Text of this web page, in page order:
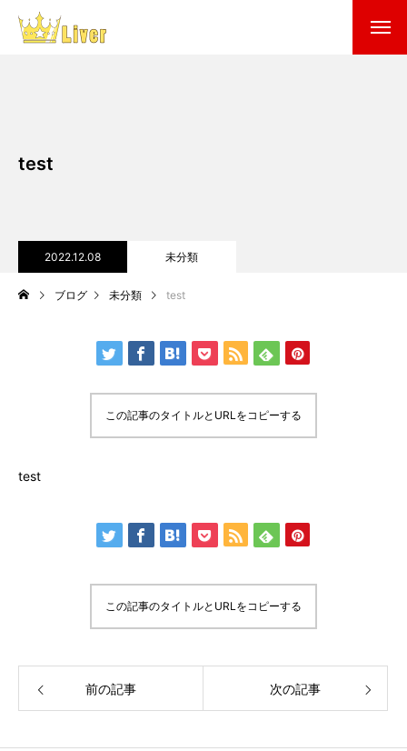
test
2022.12.08 未分類
ブログ 未分類 test
この記事のタイトルとURLをコピーする
test
この記事のタイトルとURLをコピーする
前の記事 次の記事